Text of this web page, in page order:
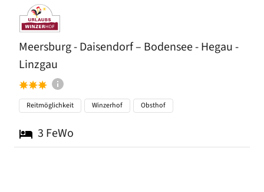
Meersburg - Daisendorf – Bodensee - Hegau -
Linzgau
Reitmöglichkeit Winzerhof Obsthof
3 FeWo